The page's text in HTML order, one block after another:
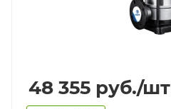
48 355 руб./шт